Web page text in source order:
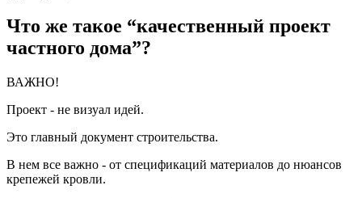
Что же такое “качественный проект
частного дома”?
ВАЖНО!
Проект - не визуал идей.
Это главный документ строительства.
В нем все важно - от спецификаций материалов до нюансов
крепежей кровли.